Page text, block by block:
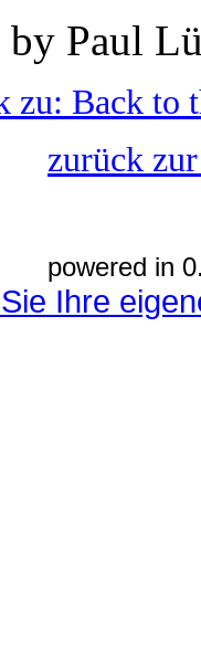
Paul
zu: Back to
zurück
powered in
Ihre